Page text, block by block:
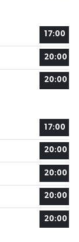
17:00
20:00
20:00
17:00
20:00
20:00
20:00
20:00